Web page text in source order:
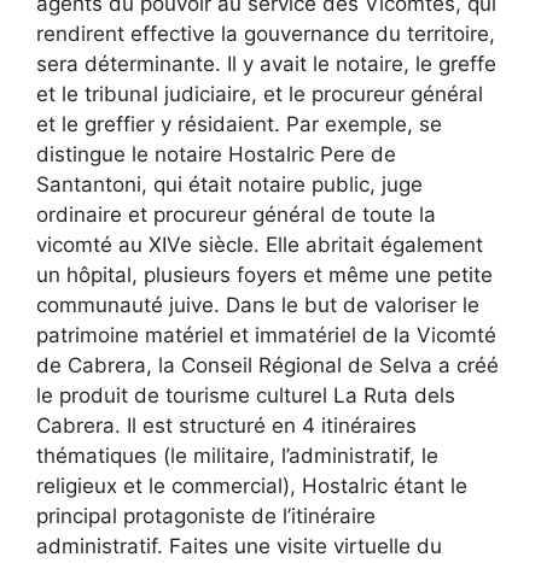
rendirent effective la gouvernance du territoire,
sera déterminante. Il y avait le notaire, le greffe
et le tribunal judiciaire, et le procureur général
et le greffier y résidaient. Par exemple, se
distingue le notaire Hostalric Pere de
Santantoni, qui était notaire public, juge
ordinaire et procureur général de toute la
vicomté au XIVe siècle. Elle abritait également
un hôpital, plusieurs foyers et même une petite
communauté juive. Dans le but de valoriser le
patrimoine matériel et immatériel de la Vicomté
de Cabrera, la Conseil Régional de Selva a créé
le produit de tourisme culturel La Ruta dels
Cabrera. Il est structuré en 4 itinéraires
thématiques (le militaire, l’administratif, le
religieux et le commercial), Hostalric étant le
principal protagoniste de l’itinéraire
administratif. Faites une visite virtuelle du